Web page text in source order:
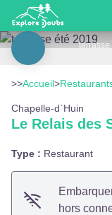
Le Relais des Salines
>>Accueil>
Chapelle-d`Huin
Le Relais des
Type : Restaurant
hors